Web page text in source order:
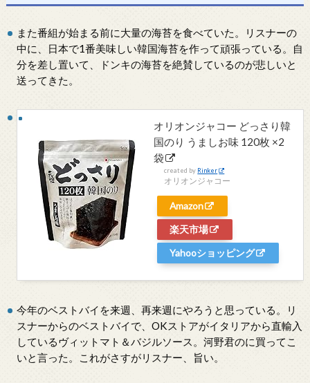
また番組が始まる前に大量の海苔を食べていた。リスナーの
中に、日本で1番美味しい韓国海苔を作って頑張っている。自
分を差し置いて、ドンキの海苔を絶賛しているのが悲しいと
送ってきた。
オリオンジャコー どっさり韓
国のり うましお味 120枚 ×2
袋
created by Rinker
オリオンジャコー
Amazon
楽天市場
Yahooショッピング
今年のベストバイを来週、再来週にやろうと思っている。リ
スナーからのベストバイで、OKストアがイタリアから直輸入
しているヴィットマト＆バジルソース。河野君のに買ってこ
いと言った。これがさすがリスナー、旨い。